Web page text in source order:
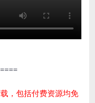
，包括付费资源均免